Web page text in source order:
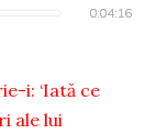
0:04:16
0:04:16
i: ‘Iată ce
ale lui